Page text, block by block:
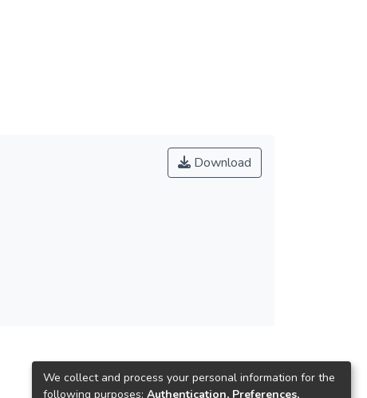
Download
We collect and process your personal information for the
following purposes: Authentication, Preferences,